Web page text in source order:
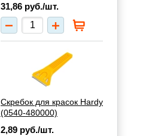
31,86 руб./шт.
Скребок для красок Hardy
(0540-480000)
2,89 руб./шт.